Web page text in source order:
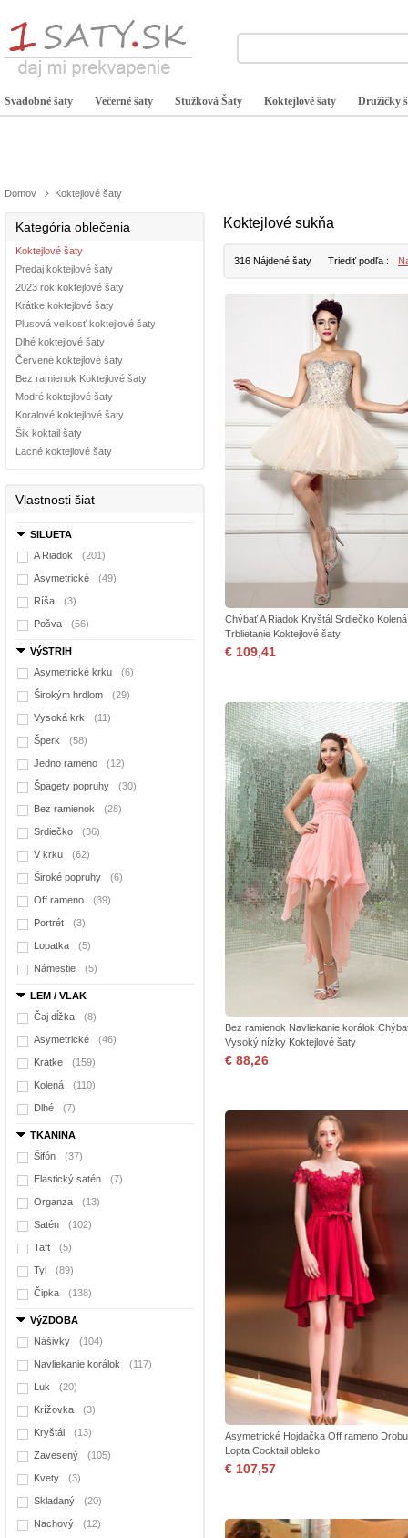
Svadobné šaty Večerné šaty Stužková Šaty Koktejlové šaty Družičky
Domov Koktejlové šaty
Kategória oblečenia
Koktejlové šaty
Predaj koktejlové šaty
2023 rok koktejlové šaty
Krátke koktejlové šaty
Plusová velkosť koktejlové šaty
Dlhé koktejlové šaty
Červené koktejlové šaty
Bez ramienok Koktejlové šaty
Modré koktejlové šaty
Koralové koktejlové šaty
Šik koktail šaty
Lacné koktejlové šaty
Vlastnosti šiat
SILUETA
A Riadok
(201)
Asymetrické (49)
Ríša (3)
Pošva (56)
VýSTRIH
Asymetrické krku
(6)
Širokým hrdlom (29)
Vysoká krk (11)
Šperk (58)
Jedno rameno (12)
Špagety popruhy (30)
Bez ramienok (28)
Srdiečko (36)
V krku (62)
Široké popruhy (6)
Off rameno (39)
Portrét (3)
Lopatka (5)
Námestie (5)
LEM / VLAK
Čaj dĺžka
(8)
Asymetrické (46)
Krátke (159)
Kolená (110)
Dlhé (7)
TKANINA
Šifón
(37)
Elastický satén (7)
Organza (13)
Satén (102)
Taft (5)
Tyl (89)
Čipka (138)
VýZDOBA
Nášivky
(104)
Navliekanie korálok (117)
Luk (20)
Krížovka (3)
Kryštál (13)
Zavesený (105)
Kvety (3)
Skladaný (20)
Nachový (12)
Koktejlové sukňa
316 Nájdené šaty Triediť podľa :
Chýbať A Riadok Kryštál Srdiečko Kolená
Trblietanie Koktejlové šaty
€ 109,41
Bez ramienok Navliekanie korálok
Vysoký nízky Koktejlové šaty
€ 88,26
Asymetrické Hojdačka Off rameno
Lopta Cocktail obleko
€ 107,57